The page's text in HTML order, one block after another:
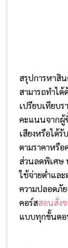
สรุปการหาสิ
สามารถทำได้
เปรียบเทียบร
คะแนนจากผู้
เสียงหรือได้
ตามราคาหรื
ส่วนลดพิเศษ
ใช้จ่ายต่ำแล
ความปลอดภั
คอร์สสอนสั่ง
แบบทุกขั้นตอ